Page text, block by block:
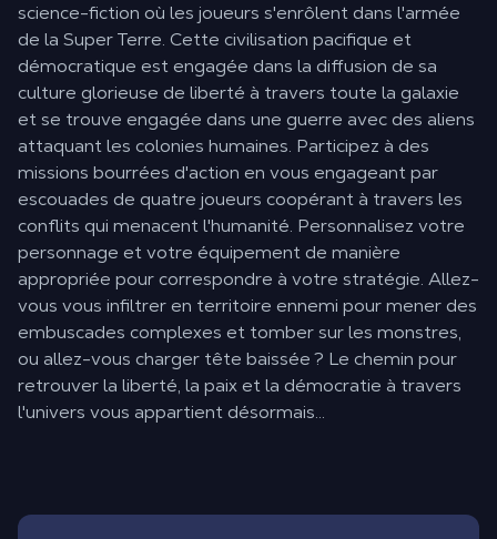
science-fiction où les joueurs s'enrôlent dans l'armée
de la Super Terre. Cette civilisation pacifique et
démocratique est engagée dans la diffusion de sa
culture glorieuse de liberté à travers toute la galaxie
et se trouve engagée dans une guerre avec des aliens
attaquant les colonies humaines. Participez à des
missions bourrées d'action en vous engageant par
escouades de quatre joueurs coopérant à travers les
conflits qui menacent l'humanité. Personnalisez votre
personnage et votre équipement de manière
appropriée pour correspondre à votre stratégie. Allez-
vous vous infiltrer en territoire ennemi pour mener des
embuscades complexes et tomber sur les monstres,
ou allez-vous charger tête baissée ? Le chemin pour
retrouver la liberté, la paix et la démocratie à travers
l'univers vous appartient désormais…